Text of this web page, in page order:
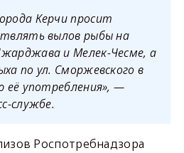
Керчи просит
вылов рыбы на
и Мелек-Чесме, а
по ул. Сморжевского в
её употребления», —
службе.
Роспотребнадзора